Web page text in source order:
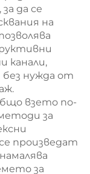
да се
на
канали,
нужда от
взето по-
за
произведат
за